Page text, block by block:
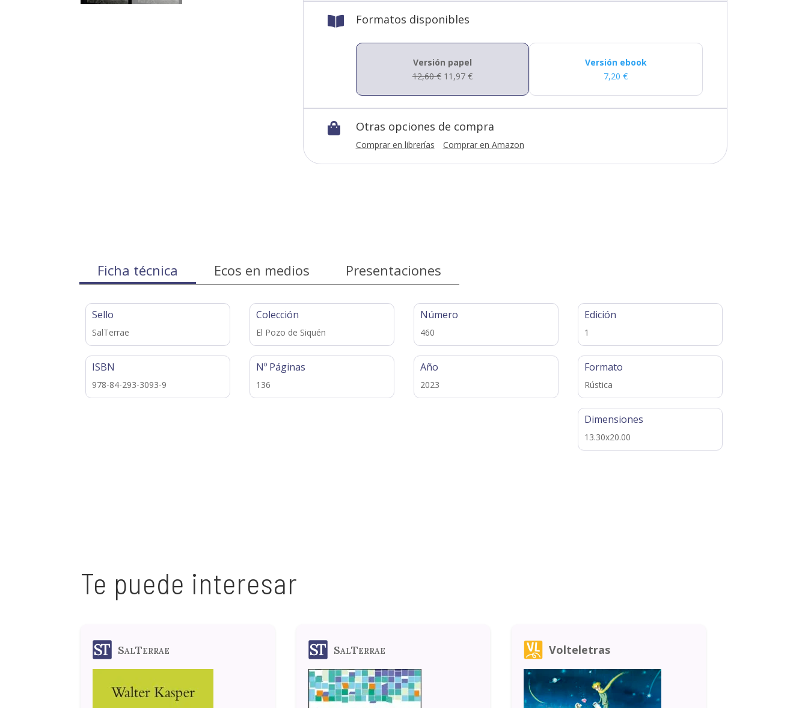
 Formatos disponibles
Versión papel
12,60€ 11,97 €
Versión ebook
7,20€
 Otras opciones de compra
Comprar en librerías Comprar en Amazon
Ficha técnica Ecos en medios Presentaciones
Sello
SalTerrae
ISBN
978-84-293-3093-9
Colección
El Pozo de Siquén
Nº Páginas
136
Número
460
Año
2023
Edición
1
Formato
Rústica
Dimensiones
13.30x20.00
Te puede interesar
SalTerrae SalTerrae Volteletras